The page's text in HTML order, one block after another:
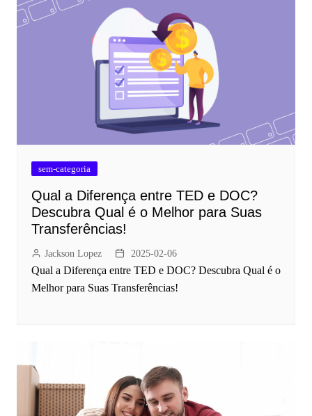
sem-categoria
Qual a Diferença entre TED e DOC?
Descubra Qual é o Melhor para Suas
Transferências!
Jackson Lopez 2025-02-06
Qual a Diferença entre TED e DOC? Descubra Qual é o
Melhor para Suas Transferências!